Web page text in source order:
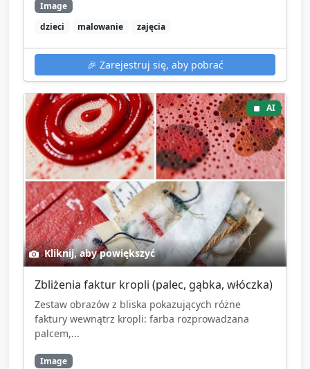
Image
dzieci
malowanie zajęcia
🎉 Zarejestruj się, aby pobrać
AI
Kliknij, aby powiększyć
Zbliżenia faktur kropli (palec, gąbka, włóczka)
Zestaw obrazów z bliska pokazujących różne
faktury wewnątrz kropli: farba rozprowadzana
palcem,...
Image